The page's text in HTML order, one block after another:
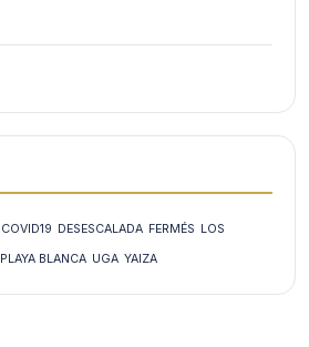
COVID19 DESESCALADA FERMÉS LOS
PLAYA BLANCA UGA YAIZA